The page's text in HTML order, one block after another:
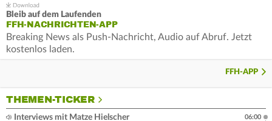
Bleib auf dem Laufenden
FFH-NACHRICHTEN-APP
Breaking News als Push-Nachricht, Audio auf Abruf. Jetzt
kostenlos laden.
FFH-APP
THEMEN-TICKER
Interviews mit Matze Hielscher
06:00